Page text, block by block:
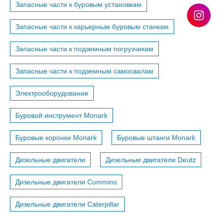
Запасные части к буровым установкам
Запасные части к карьерным буровым станкам
Запасные части к подземным погрузчикам
Запасные части к подземным самосвалам
Электрооборудование
Буровой инструмент Monark
Буровые коронки Monark Буровые штанги Monark
Дизельные двигатели Дизельные двигатели Deutz
Дизельные двигатели Cummins
Дизельные двигатели Caterpillar